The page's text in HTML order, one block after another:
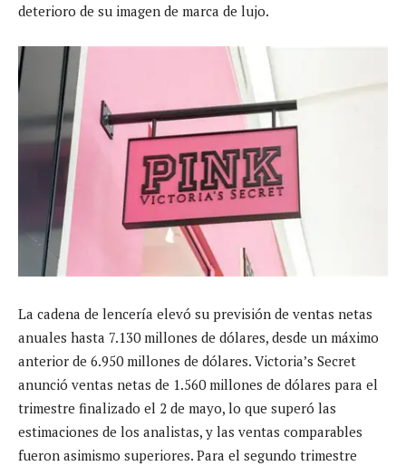
deterioro de su imagen de marca de lujo.
La cadena de lencería elevó su previsión de ventas netas
anuales hasta 7.130 millones de dólares, desde un máximo
anterior de 6.950 millones de dólares. Victoria’s Secret
anunció ventas netas de 1.560 millones de dólares para el
trimestre finalizado el 2 de mayo, lo que superó las
estimaciones de los analistas, y las ventas comparables
fueron asimismo superiores. Para el segundo trimestre